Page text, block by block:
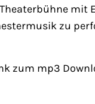
mit
zu
zum mp3